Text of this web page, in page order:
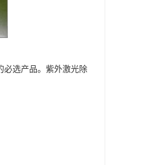
必选产品。紫外激光除